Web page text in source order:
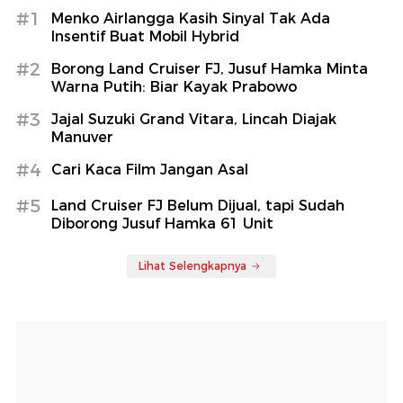
#1
Menko Airlangga Kasih Sinyal Tak Ada
Insentif Buat Mobil Hybrid
#2
Borong Land Cruiser FJ, Jusuf Hamka Minta
Warna Putih: Biar Kayak Prabowo
#3
Jajal Suzuki Grand Vitara, Lincah Diajak
Manuver
#4 Cari Kaca Film Jangan Asal
#5
Land Cruiser FJ Belum Dijual, tapi Sudah
Diborong Jusuf Hamka 61 Unit
Lihat Selengkapnya